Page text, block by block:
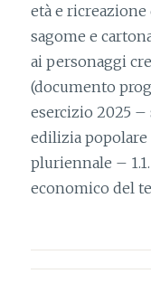
età e
sagome e
ai personaggi
(documento
esercizio 2025 –
edilizia
pluriennale –
economico del